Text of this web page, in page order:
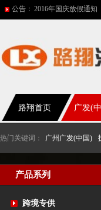
公告： 2016年国庆放假通知
五一放假通知
2017年春节放假通知
路翔首页 广发(
热门关键词： 广州广发(中国)
产品系列
跨境专供